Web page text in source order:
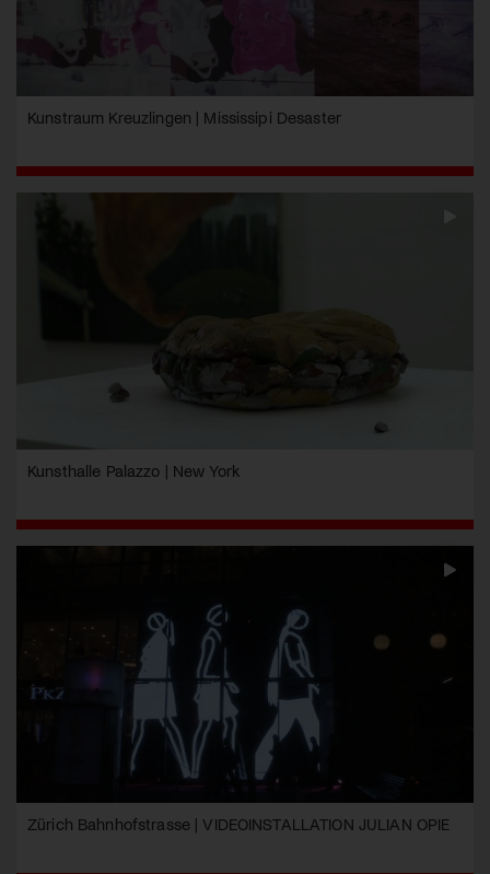
Kunstraum Kreuzlingen | Mississipi Desaster
Kunsthalle Palazzo | New York
Zürich Bahnhofstrasse | VIDEOINSTALLATION JULIAN OPIE